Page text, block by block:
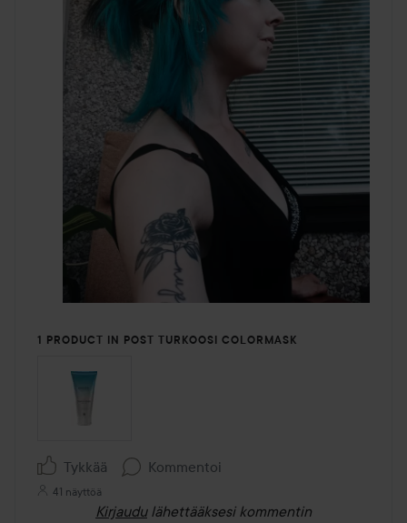
1 PRODUCT IN POST TURKOOSI COLORMASK
Tykkää Kommentoi
41 näyttöä
Kirjaudu lähettääksesi kommentin